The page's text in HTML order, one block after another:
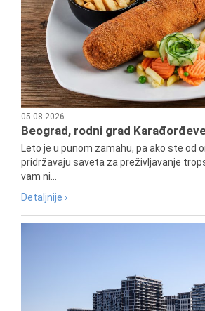
05.08.2026
Beograd, rodni grad
Leto je u punom zamahu, pa ako ste od
pridržavaju saveta za preživljavanje
vam ni...
Detaljnije ›